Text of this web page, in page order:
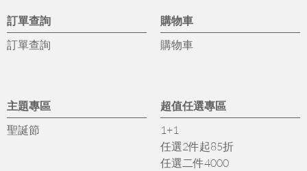
訂單查詢
訂單查詢
購物車
購物車
主題專區
聖誕節
超值任選專區
1+1
任選2件起85折
任選二件4000